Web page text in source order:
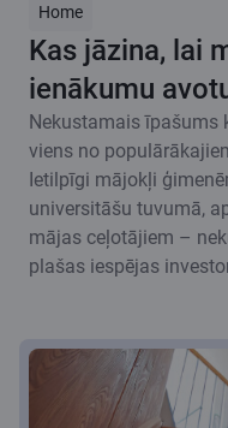
Home
Kas jāzina, lai
ienākumu
Nekustamais īpašums
viens no
Ietilpīgi mājokļi
universitāšu tuvumā,
mājas ceļotājiem –
plašas iespējas